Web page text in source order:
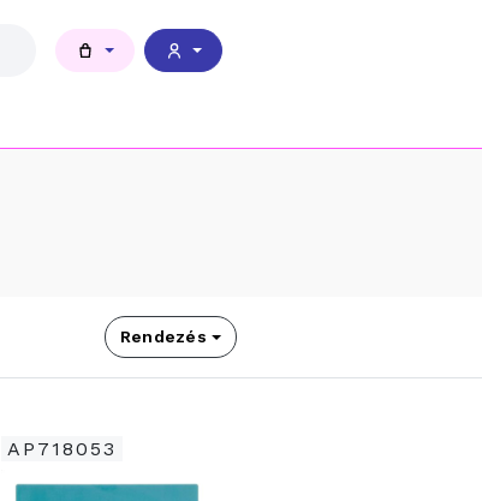
Rendezés
AP718053